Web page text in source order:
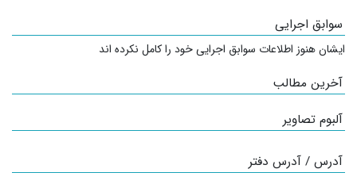
سوابق اجرایی
ایشان هنوز اطلاعات سوابق اجرایی خود را کامل نکرده اند
آخرین مطالب
آلبوم تصاویر
آدرس / آدرس دفتر